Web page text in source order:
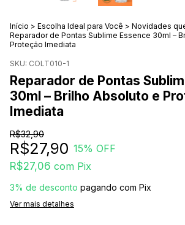
Início > Escolha Ideal para Você > Novidades
Reparador de Pontas Sublime Essence 30ml –
Proteção Imediata
SKU: COLT010-1
Reparador de Pontas
30ml – Brilho Absoluto e
Imediata
R$32,90
R$27,90 15% OFF
R$27,06 com Pix
3% de desconto pagando com Pix
Ver mais detalhes